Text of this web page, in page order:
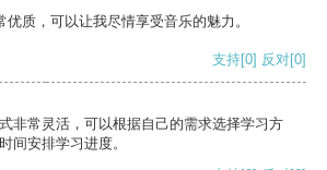
质，可以让我尽情享受音乐的魅力。
支持[0] 反对[0]
非常灵活，可以根据自己的需求选择学习方
间安排学习进度。